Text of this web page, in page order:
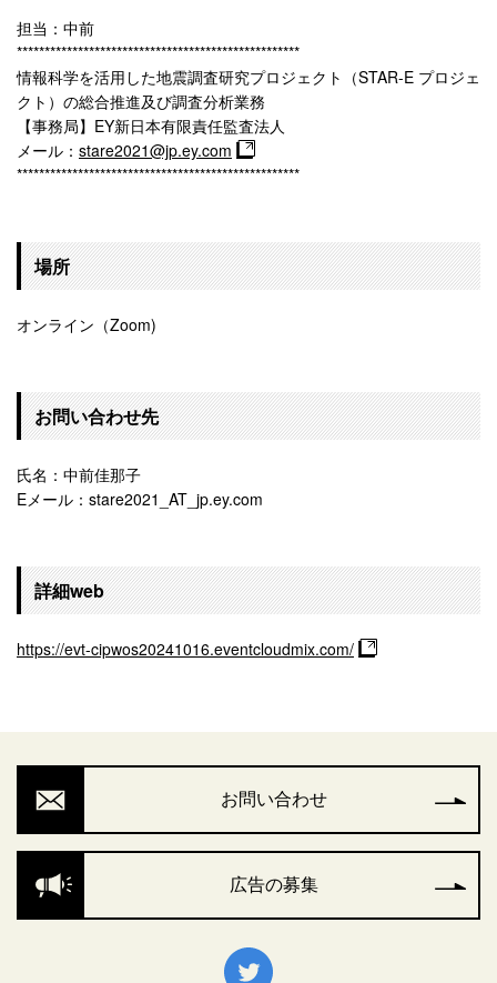
担当：中前
***************************************************
情報科学を活用した地震調査研究プロジェクト（STAR-E プロジェ
クト）の総合推進及び調査分析業務
【事務局】EY新日本有限責任監査法人
メール： stare2021@jp.ey.com
***************************************************
場所
オンライン（Zoom)
お問い合わせ先
氏名：中前佳那子
Eメール：stare2021_AT_jp.ey.com
詳細web
https://evt-cipwos20241016.eventcloudmix.com/
お問い合わせ
広告の募集